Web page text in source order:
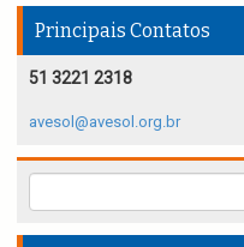
Principais Contatos
51 3221 2318
avesol@avesol.org.br